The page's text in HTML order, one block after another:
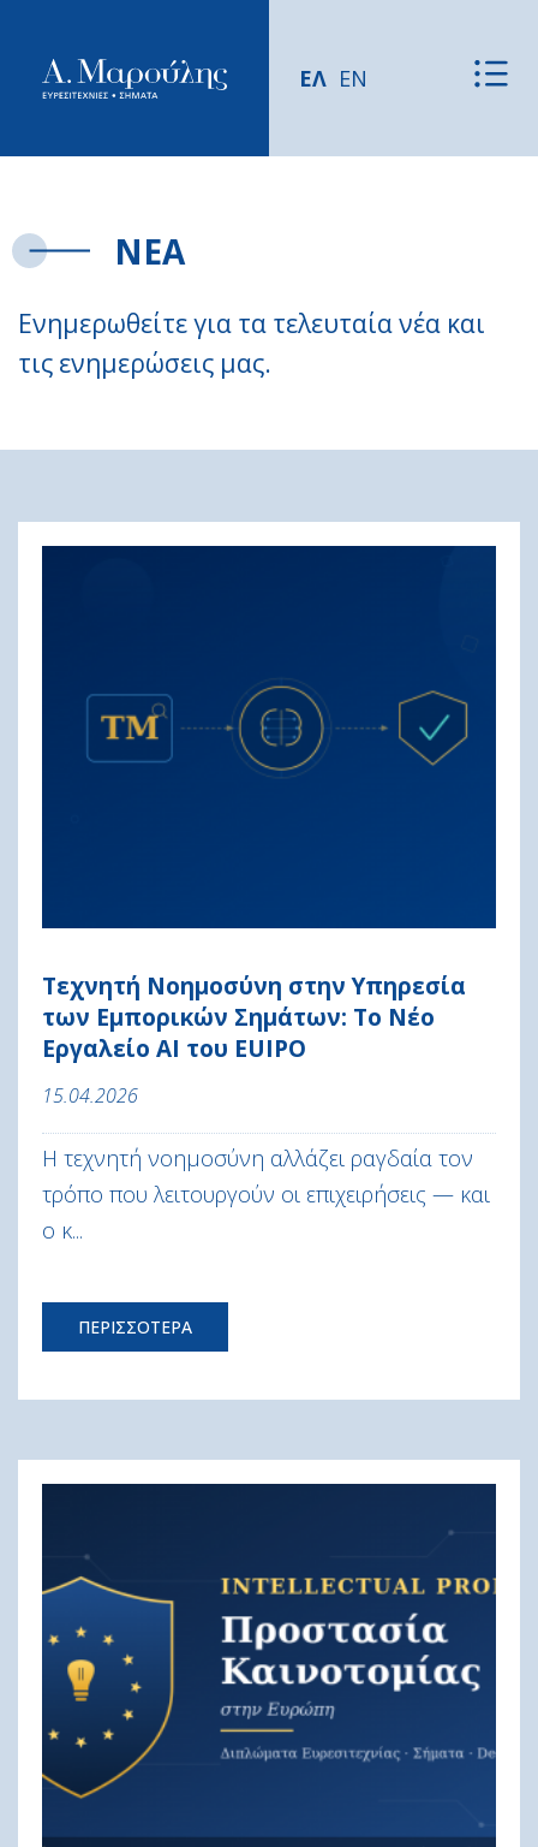
ΕΛ EN
ΝΕΑ
Ενημερωθείτε για τα τελευταία νέα και
τις ενημερώσεις μας.
Τεχνητή Νοημοσύνη στην Υπηρεσία
των Εμπορικών Σημάτων: Το Νέο
Εργαλείο AI του EUIPO
15.04.2026
Η τεχνητή νοημοσύνη αλλάζει ραγδαία τον
τρόπο που λειτουργούν οι επιχειρήσεις — και
ο κ...
ΠΕΡΙΣΣΟΤΕΡΑ